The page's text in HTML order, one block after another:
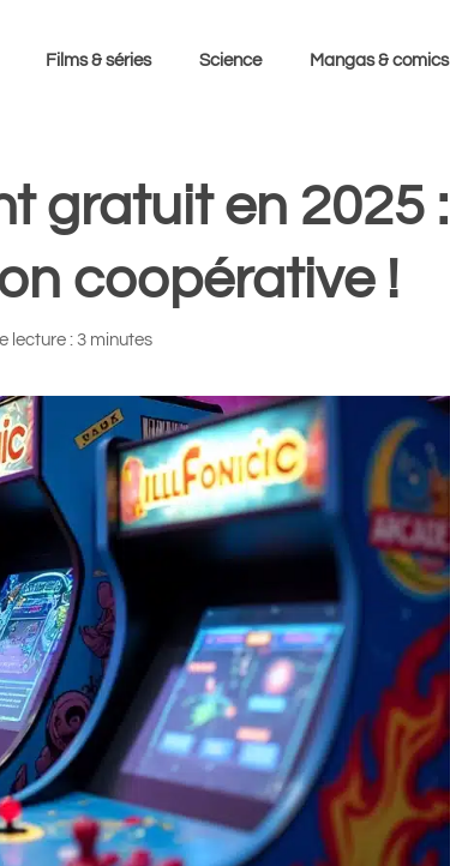
Films & séries Science Mangas & comics
gratuit en 2025 :
coopérative !
lecture : 3 minutes